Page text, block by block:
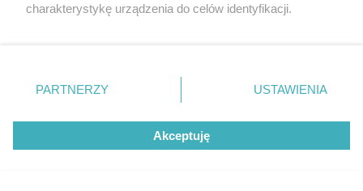
awansem w WTA Toronto.
charakterystykę urządzenia do celów identyfikacji.
zmienić/wycofać klikając przycisk ustawień prywatności
znajdujący się w lewym dolnym rogu strony
rodzaje przetwarzania danych nie wymagają zgody
użytkownika, ale masz prawo sprzeciwić się takiemu
przetwarzaniu. Preferencje będą miały zastosowanie tylko
PARTNERZY USTAWIENIA
Akceptuję